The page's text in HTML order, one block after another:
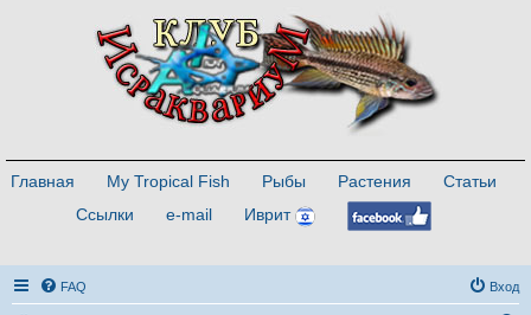
Главная My Tropical Fish Рыбы Растения
Статьи
Ссылки
e-mail Иврит
FAQ Вход